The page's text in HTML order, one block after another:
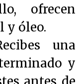
ofrecen
y óleo.
una
y